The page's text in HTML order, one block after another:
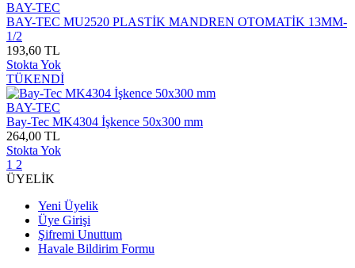
BAY-TEC
BAY-TEC MU2520 PLASTİK MANDREN OTOMATİK 13MM-
1/2
193,60 TL
Stokta Yok
TÜKENDİ
BAY-TEC
Bay-Tec MK4304 İşkence 50x300 mm
264,00 TL
Stokta Yok
1 2
ÜYELİK
Yeni Üyelik
Üye Girişi
Şifremi Unuttum
Havale Bildirim Formu